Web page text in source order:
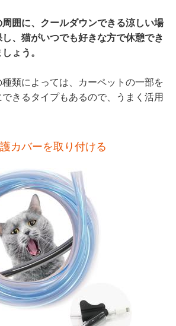
囲に、クールダウンできる涼しい場
、猫がいつでも好きな方で休憩でき
ょう。
類によっては、カーペットの一部を
できるタイプもあるので、うまく活用
カバーを取り付ける